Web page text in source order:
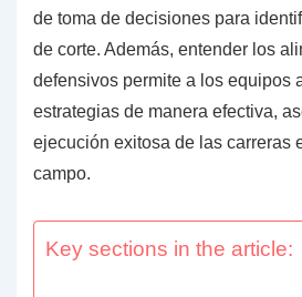
de toma de decisiones para
de corte. Además, entender los
defensivos permite a los equipos
estrategias de manera efectiva,
ejecución exitosa de las carreras
campo.
Key sections in the article: